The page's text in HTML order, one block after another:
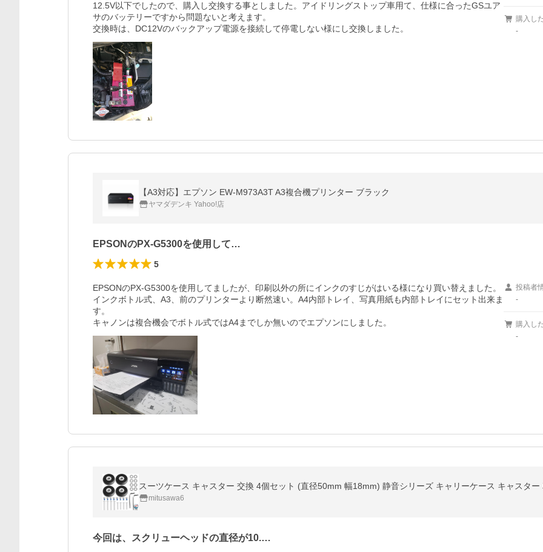
12.5V以下でしたので、購入し交換する事としました。アイドリングストップ車用て、仕様に合ったGSユア
サのバッテリーですから問題ないと考えます。
購入し
-
【A3対応】エプソン EW-M973A3T A3複合機プリンター ブラック
ヤマダデンキ Yahoo!店
EPSONのPX-G5300を使用して…
5
EPSONのPX-G5300を使用してましたが、印刷以外の所にインクのすじがはいる様になり買い替えました。
インクボトル式、A3、前のプリンターより断然速い。A4内部トレイ、写真用紙も内部トレイにセット出来ま
す。
キャノンは複合機会でボトル式ではA4までしか無いのでエプソンにしました。
投稿者
-
購入し
-
mitusawa6
今回は、スクリューヘッドの直径が10.…